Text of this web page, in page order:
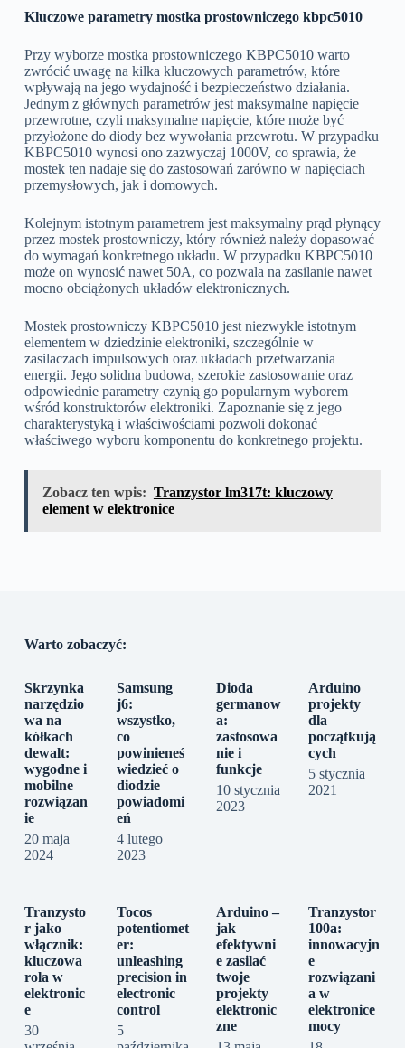
Kluczowe parametry mostka prostowniczego kbpc5010
Przy wyborze mostka prostowniczego KBPC5010 warto
zwrócić uwagę na kilka kluczowych parametrów, które
wpływają na jego wydajność i bezpieczeństwo działania.
Jednym z głównych parametrów jest maksymalne napięcie
przewrotne, czyli maksymalne napięcie, które może być
przyłożone do diody bez wywołania przewrotu. W przypadku
KBPC5010 wynosi ono zazwyczaj 1000V, co sprawia, że
mostek ten nadaje się do zastosowań zarówno w napięciach
przemysłowych, jak i domowych.
Kolejnym istotnym parametrem jest maksymalny prąd płynący
przez mostek prostowniczy, który również należy dopasować
do wymagań konkretnego układu. W przypadku KBPC5010
może on wynosić nawet 50A, co pozwala na zasilanie nawet
mocno obciążonych układów elektronicznych.
Mostek prostowniczy KBPC5010 jest niezwykle istotnym
elementem w dziedzinie elektroniki, szczególnie w
zasilaczach impulsowych oraz układach przetwarzania
energii. Jego solidna budowa, szerokie zastosowanie oraz
odpowiednie parametry czynią go popularnym wyborem
wśród konstruktorów elektroniki. Zapoznanie się z jego
charakterystyką i właściwościami pozwoli dokonać
właściwego wyboru komponentu do konkretnego projektu.
Zobacz ten wpis: Tranzystor lm317t: kluczowy
element w elektronice
Warto zobaczyć:
Skrzynka
narzędzio
wa na
kółkach
dewalt:
wygodne i
mobilne
rozwiązan
ie
20 maja
2024
Samsung
j6:
wszystko,
co
powinieneś
wiedzieć o
diodzie
powiadomi
eń
4 lutego
2023
Dioda
germanow
a:
zastosowa
nie i
funkcje
10 stycznia
2023
Arduino
projekty
dla
początkują
cych
5 stycznia
2021
Tranzysto
r jako
włącznik:
kluczowa
rola w
elektronic
e
30
Tocos
potentiomet
er:
unleashing
precision in
electronic
control
5
Arduino –
jak
efektywni
e zasilać
twoje
projekty
elektronic
zne
Tranzystor
100a:
innowacyjn
e
rozwiązani
a w
elektronice
mocy